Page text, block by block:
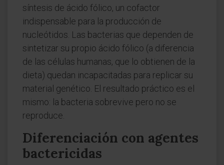
síntesis de ácido fólico, un cofactor
indispensable para la producción de
nucleótidos. Las bacterias que dependen de
sintetizar su propio ácido fólico (a diferencia
de las células humanas, que lo obtienen de la
dieta) quedan incapacitadas para replicar su
material genético. El resultado práctico es el
mismo: la bacteria sobrevive pero no se
reproduce.
Diferenciación con agentes
bactericidas